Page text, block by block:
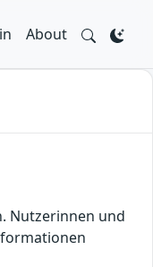
About
Nutzerinnen und